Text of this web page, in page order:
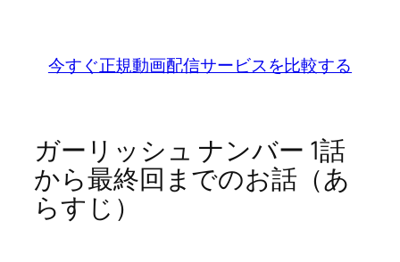
今すぐ正規動画配信サービスを比較する
ガーリッシュ ナンバー 1話
から最終回までのお話（あ
らすじ）